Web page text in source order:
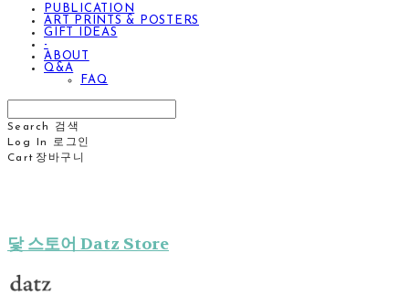
PUBLICATION
ART PRINTS & POSTERS
GIFT IDEAS
-
ABOUT
Q&A
FAQ
Search
검색
Log In
로그인
Cart 장바구니
닻 스토어 Datz Store